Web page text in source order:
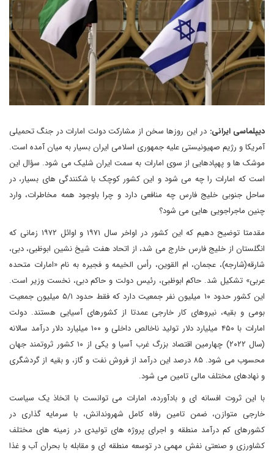
دیپلماسی ایرانی: در این روزها سخن از مشارکت دولت امارات در جنگ تحمیلی
آمریکا و رژیم صهیونیستی علیه جمهوری اسلامی ایران بسیار به میان آمده است.
موشک ها و پهپادهایی از سوی امارات به سمت ایران شلیک می شود. سؤال این
است که امارات را چه می شود و این کشور کوچک با شکنندگی های بسیار، در
ساحل جنوبی خلیج فارس چه منافعی دارد و چرا باوجود همه مخاطرات، وارد
چنین ماجراجویی هایی می شود؟
مقدمتا توضیح دهیم که این کشور در اواخر سال ۱۹۷۱ و اوائل ۱۹۷۲ زمانی که
انگلستان از خلیج فارس خارج می شد، از اتحاد هفت شیخ نشین ابوظبی، دبی،
شارقه(شارجه)، عجمان، ام القوین، رأس الخیمه و فجیره به نام «امارات متحده
عربی» تشکیل شد. حاکم ابوظبی، رئیس دولت و حاکم دبی، نخست وزیر است.
این کشور حدود ۱۰ میلیون نفر جمعیت دارد که فقط حدود ۵/۱ میلیون جمعیت
بومی و بقیه، نیروهای کار خارجی عمدتا از کشورهای آسیایی هستند. دولت
امارات با ۴۵۰ میلیارد دلار تولید ناخالص داخلی و ۱۰۰ میلیارد دلار درآمد سالانه
(سال ۲۰۲۲) چهارمین اقتصاد بزرگ غرب آسیا و یکی از ۱۰ کشور ثروتمند جهان
محسوب می شود. ۸۵ درصد این درآمد از فروش نفت و گاز، و بقیه از گردشگری
و نهادهای مختلف مالی تامین می شود.
با این ثروت افسانه ای و بادآورده، امارات می توانست با اتخاذ یک سیاست
خارجی متوازن، ضمن تامین رفاه کامل شهروندانش، با سرمایه گذاری در
کشورهای کم درآمد منطقه و اجرای پروژه های تولیدی در زمینه های مختلف
کشاورزی و صنعتی نفش مهمی در توسعه منطقه ای و مقابله با بحران آب و غذا